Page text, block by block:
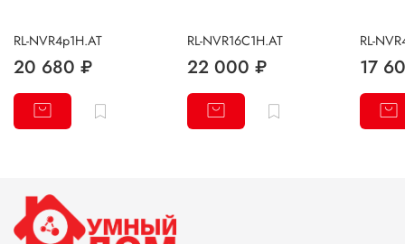
RL-NVR4p1H.AT
20 680 ₽
RL-NVR16C1H.AT
22 000 ₽
RL-
17